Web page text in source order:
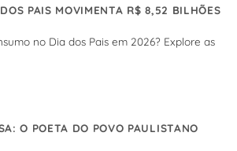
PAIS MOVIMENTA R$ 8,52 BILHÕES
no Dia dos Pais em 2026? Explore as
O POETA DO POVO PAULISTANO